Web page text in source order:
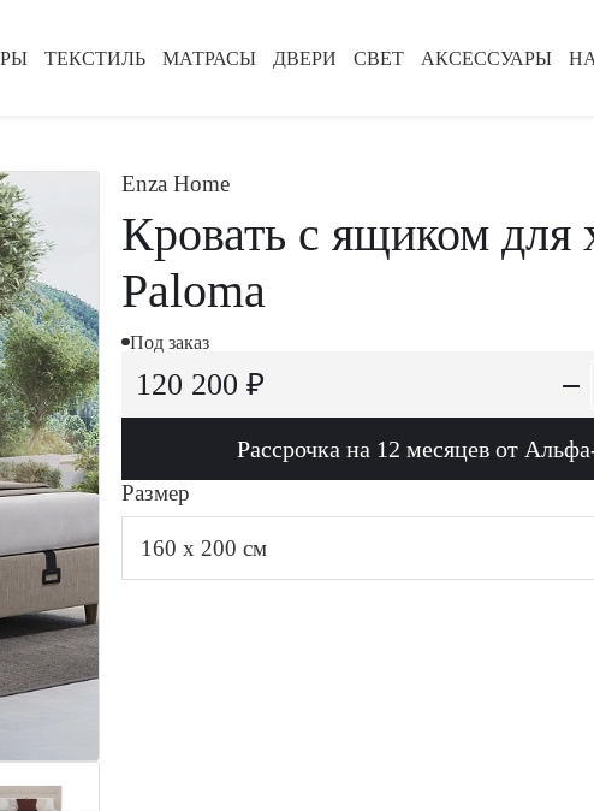
ТЕКСТИЛЬ МАТРАСЫ ДВЕРИ СВЕТ АКСЕССУАРЫ
Enza Home
Кровать с ящиком для
Paloma
Под заказ
120 200 ₽
Рассрочка на 12 месяцев от
Размер
160 x 200 см